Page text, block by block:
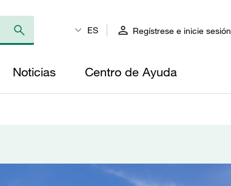
ES Regístrese e inicie sesión
Noticias Centro de Ayuda